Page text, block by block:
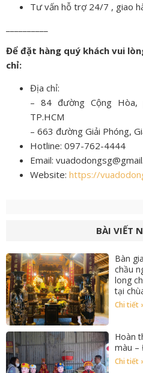
Tư vấn hỗ trợ 24/7 , giao
Để đặt hàng quý khách vui
chỉ:
Địa chỉ:
– 84 đường Cộng Hòa,
TP.HCM
– 663 đường Giải Phóng,
Hotline: 097-762-4444
Email:
Website: https://
BÀI VIẾT
Bàn
chầu
long
tại
Chi tiết
Hoàn
màu –
Chi tiết